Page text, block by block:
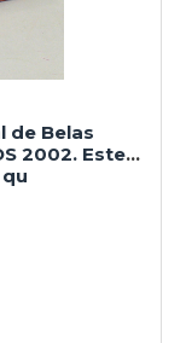
de Belas
2002. Este